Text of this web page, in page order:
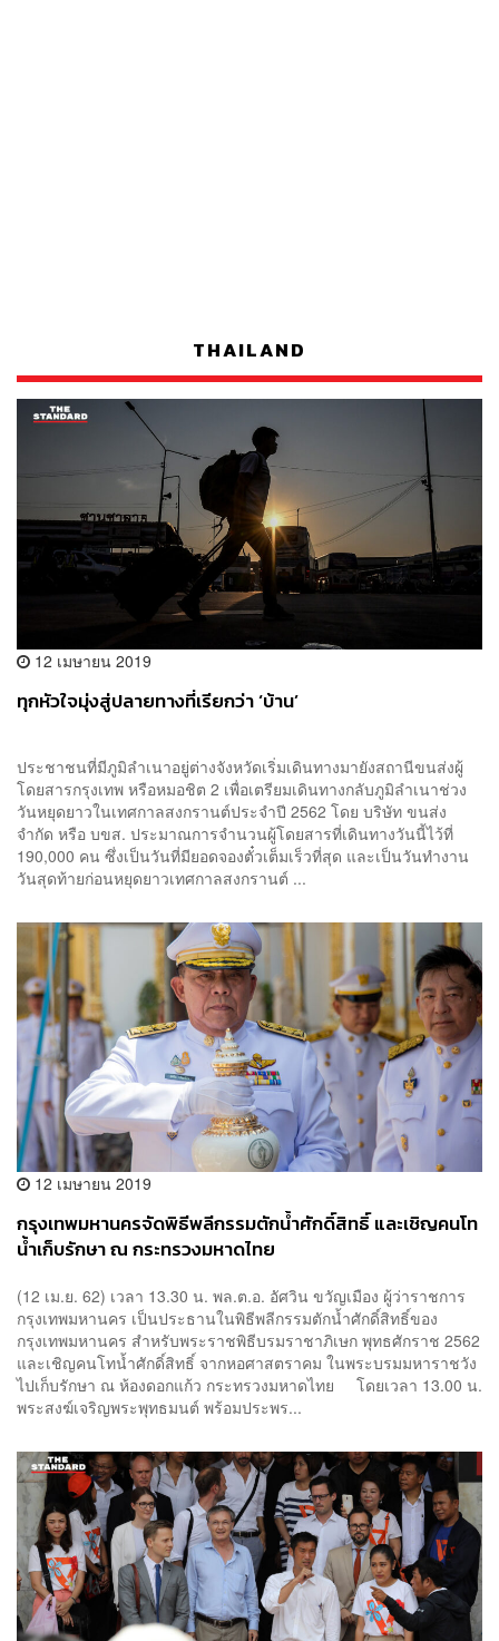
THAILAND
12 เมษายน 2019
ทุกหัวใจมุ่งสู่ปลายทางที่เรียกว่า ‘บ้าน’
ประชาชนที่มีภูมิลำเนาอยู่ต่างจังหวัดเริ่มเดินทางมายังสถานีขนส่งผู้
โดยสารกรุงเทพ หรือหมอชิต 2 เพื่อเตรียมเดินทางกลับภูมิลำเนาช่วง
วันหยุดยาวในเทศกาลสงกรานต์ประจำปี 2562 โดย บริษัท ขนส่ง
จำกัด หรือ บขส. ประมาณการจำนวนผู้โดยสารที่เดินทางวันนี้ไว้ที่
190,000 คน ซึ่งเป็นวันที่มียอดจองตั๋วเต็มเร็วที่สุด และเป็นวันทำงาน
วันสุดท้ายก่อนหยุดยาวเทศกาลสงกรานต์ ...
12 เมษายน 2019
กรุงเทพมหานครจัดพิธีพลีกรรมตักน้ำศักดิ์สิทธิ์ และเชิญคนโท
น้ำเก็บรักษา ณ กระทรวงมหาดไทย
(12 เม.ย. 62) เวลา 13.30 น. พล.ต.อ. อัศวิน ขวัญเมือง ผู้ว่าราชการ
กรุงเทพมหานคร เป็นประธานในพิธีพลีกรรมตักน้ำศักดิ์สิทธิ์ของ
กรุงเทพมหานคร สำหรับพระราชพิธีบรมราชาภิเษก พุทธศักราช 2562
และเชิญคนโทน้ำศักดิ์สิทธิ์ จากหอศาสตราคม ในพระบรมมหาราชวัง
ไปเก็บรักษา ณ ห้องดอกแก้ว กระทรวงมหาดไทย โดยเวลา 13.00 น.
พระสงฆ์เจริญพระพุทธมนต์ พร้อมประพร...